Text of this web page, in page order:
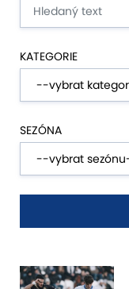
KATEGORIE
SEZÓNA